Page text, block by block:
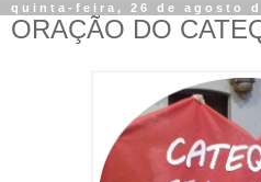
quinta-feira, 26 de agosto
ORAÇÃO DO